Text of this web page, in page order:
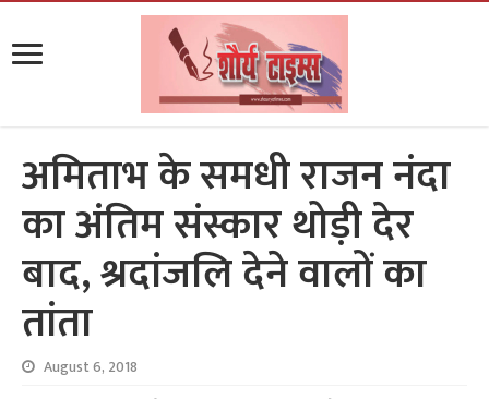
अमिताभ के समधी राजन नंदा
का अंतिम संस्कार थोड़ी देर
बाद, श्रदांजलि देने वालों का
तांता
August 6, 2018